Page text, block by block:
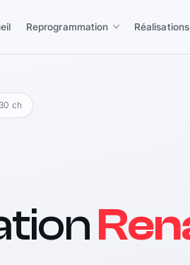
Reprogrammation Réalisations
ch